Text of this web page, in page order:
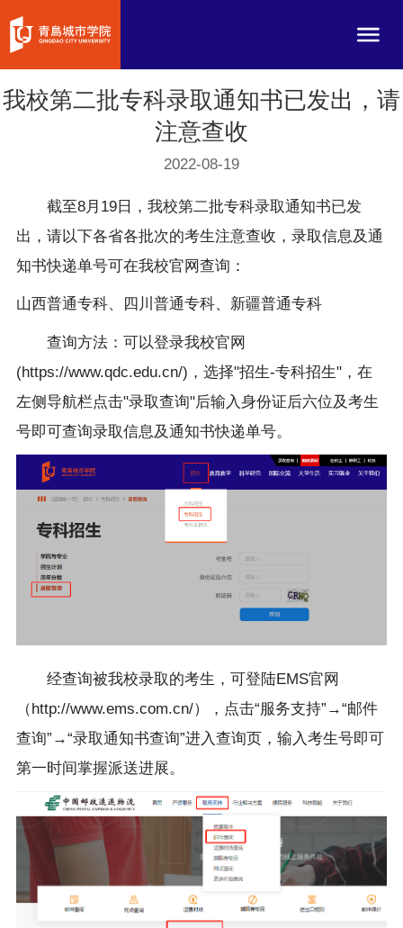
我校第二批专科录取通知书已发出，请
注意查收
2022-08-19
截至8月19日，我校第二批专科录取通知书已发
出，请以下各省各批次的考生注意查收，录取信息及通
知书快递单号可在我校官网查询：
山西普通专科、四川普通专科、新疆普通专科
查询方法：可以登录我校官网
(https://www.qdc.edu.cn/)，选择"招生-专科招生"，在
左侧导航栏点击"录取查询"后输入身份证后六位及考生
号即可查询录取信息及通知书快递单号。
经查询被我校录取的考生，可登陆EMS官网
（http://www.ems.com.cn/），点击“服务支持”→“邮件
查询”→“录取通知书查询”进入查询页，输入考生号即可
第一时间掌握派送进展。